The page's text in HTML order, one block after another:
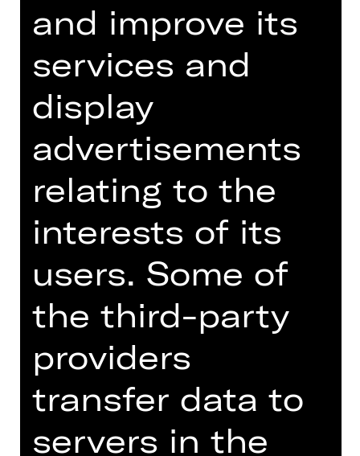
Regisseur
Der deutsch-französiche Regisseur
studierte Regie an der Hochschule für
Musik „Hanns Eisler“ in Berlin und
war Assistent von Hans Neuenfels.
2000 gewann er den Ersten Preis
beim Internationalen Wettbewerb für
Regie und Bühnenbild in Graz. Für
and improve its
services and
display
advertisements
relating to the
interests of its
users. Some of
the third-party
providers
transfer data to
servers in the